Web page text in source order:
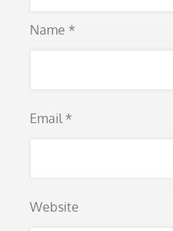
Name *
Email *
Website